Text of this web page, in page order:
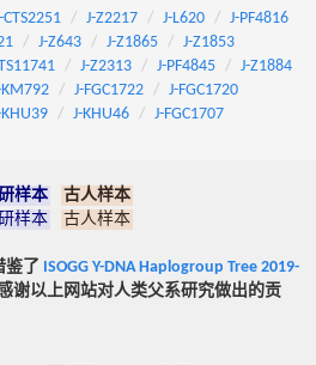
CTS2251 J-Z2217 J-L620
J-PF4816
J-Z643 J-Z1865
J-Z1853
J-Z2313 J-PF4845
J-Z1884
KM792 J-FGC1722
J-FGC1720
KHU39 J-KHU46
J-FGC1707
样本
古人样本
样本 古人样本
鉴了 ISOGG Y-DNA Haplogroup Tree 2019-
谢以上网站对人类父系研究做出的贡